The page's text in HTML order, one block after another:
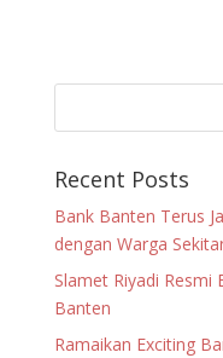
Recent Posts
Bank Banten Terus
dengan Warga
Slamet Riyadi Resmi
Banten
Ramaikan Exciting